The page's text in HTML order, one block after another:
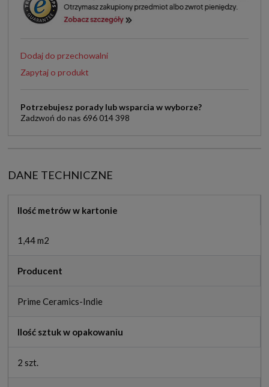
Dodaj do przechowalni
Zapytaj o produkt
Potrzebujesz porady lub wsparcia w wyborze?
Zadzwoń do nas 696 014 398
DANE TECHNICZNE
Ilość metrów w kartonie
1,44 m2
Producent
Prime Ceramics-Indie
Ilość sztuk w opakowaniu
2 szt.